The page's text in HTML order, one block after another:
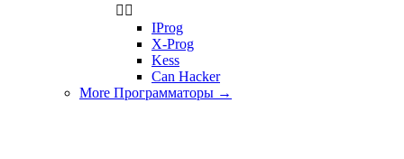
 
IProg
X-Prog
Kess
Can Hacker
More Программаторы →